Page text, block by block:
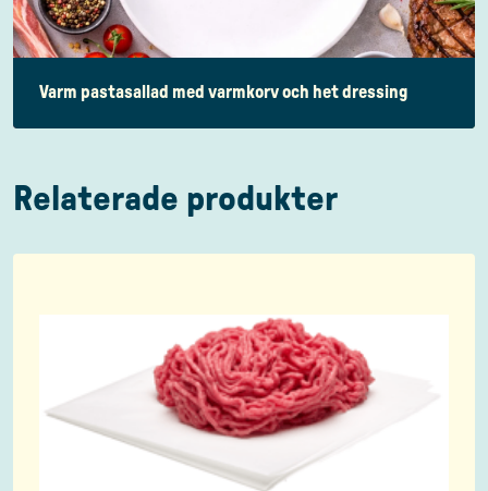
Varm pastasallad med varmkorv och het dressing
Relaterade produkter